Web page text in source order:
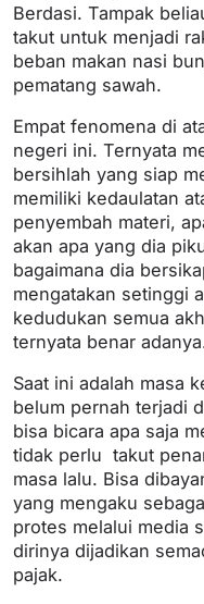
Berdasi. Tampak
takut untuk menjadi
beban makan nasi
pematang sawah.
Empat fenomena di
negeri ini. Ternyata
bersihlah yang siap
memiliki kedaulatan
penyembah materi,
akan apa yang dia
bagaimana dia
mengatakan setinggi
kedudukan semua
ternyata benar
Saat ini adalah masa
belum pernah terjadi
bisa bicara apa saja
tidak perlu takut
masa lalu. Bisa
yang mengaku
protes melalui media
dirinya dijadikan
pajak.